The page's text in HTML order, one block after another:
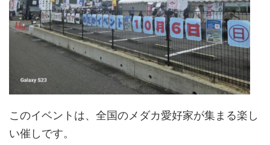
このイベントは、全国のメダカ愛好家が集まる楽し
い催しです。